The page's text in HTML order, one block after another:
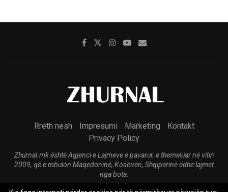
Rreth nesh Impresumi Marketing
Kontakt
Privacy Policy
Zhurnal.mk është Agjenci e Lajmeve e pavarur, e themeluar në vitin
2009, që e mbulon Maqedoninë, Kosovën, Shqipërinë edhe lajmet
nga bota.